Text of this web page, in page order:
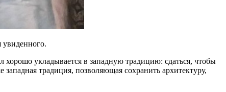
увиденного.
укладывается в западную традицию: сдаться, чтобы
традиция, позволяющая сохранить архитектуру,